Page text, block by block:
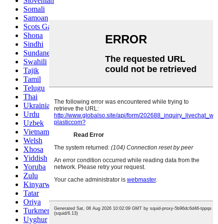
Somali
Samoan
Scots Gaelic
Shona
Sindhi
Sundanese
Swahili
Tajik
Tamil
Telugu
Thai
Ukrainian
Urdu
Uzbek
Vietnamese
Welsh
Xhosa
Yiddish
Yoruba
Zulu
Kinyarwanda
Tatar
Oriya
Turkmen
Uyghur